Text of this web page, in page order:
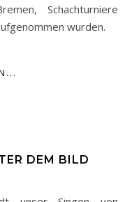
Schachturniere
wurden.
DEM BILD